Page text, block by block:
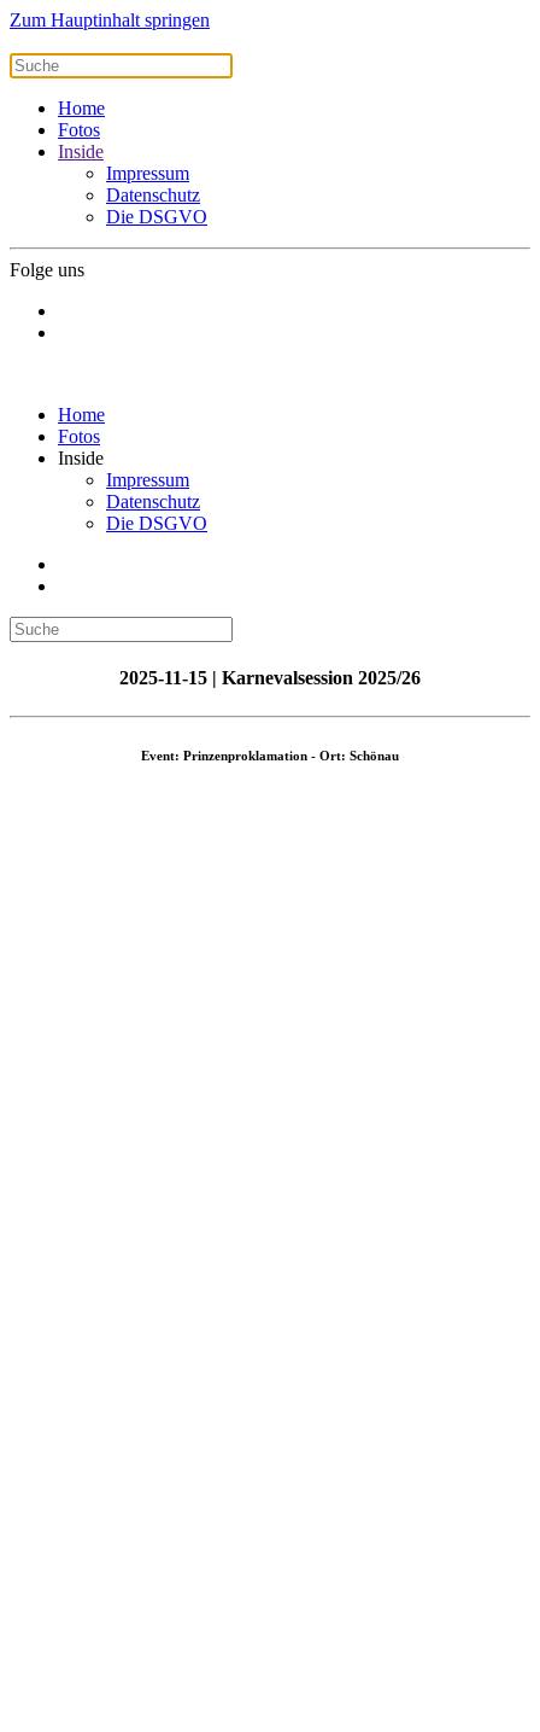
Zum Hauptinhalt springen
Home
Fotos
Inside
Impressum
Datenschutz
Die DSGVO
Folge uns
Home
Fotos
Inside
Impressum
Datenschutz
Die DSGVO
2025-11-15 | Karnevalsession 2025/26
Event: Prinzenproklamation - Ort: Schönau